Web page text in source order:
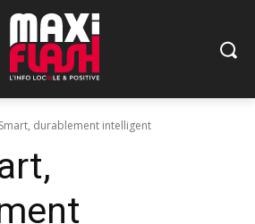
durablement intelligent